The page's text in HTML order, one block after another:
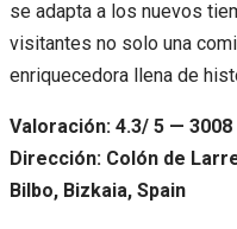
se adapta a los nuevos
visitantes no solo una
enriquecedora llena de
Valoración: 4.3/ 5 — 3008
Dirección: Colón de
Bilbo, Bizkaia, Spain